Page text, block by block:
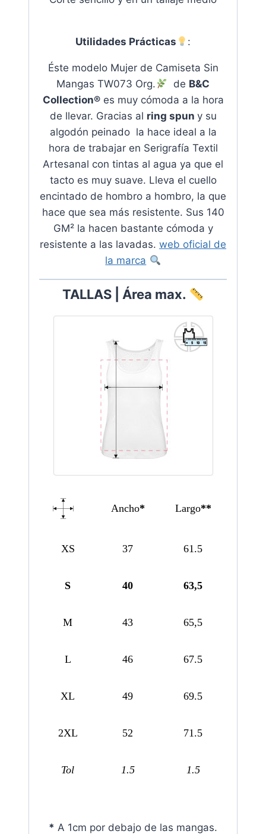
Utilidades Prácticas :
Éste modelo Mujer de Camiseta Sin
Mangas TW073 Org.
de B&C
Collection®es muy cómoda a la hora
de llevar. Gracias al ring spun y su
algodón peinado la hace ideal a la
hora de trabajar en Serigrafía Textil
Artesanal con tintas al agua ya que el
tacto es muy suave. Lleva el cuello
encintado de hombro a hombro, la que
hace que sea más resistente. Sus 140
GM² la hacen bastante cómoda y
resistente a las lavadas. web oficial de
la marca
TALLAS | Área max.
Ancho* Largo**
XS 37 61.5
S 40 63,5
M 43 65,5
L 46 67.5
XL 49 69.5
2XL 52 71.5
Tol 1.5 1.5
* A 1cm por debajo de las mangas.